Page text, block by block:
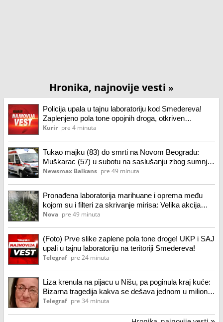
Hronika, najnovije vesti »
Policija upala u tajnu laboratoriju kod Smedereva!
Zaplenjeno pola tone opojnih droga, otkriven
najsavremeniji pogon (foto)
Kurir pre 4 minuta
Tukao majku (83) do smrti na Novom Beogradu:
Muškarac (57) u subotu na saslušanju zbog sumnje
na svirepo ubistvo
Newsmax Balkans pre 49 minuta
Pronađena laboratorija marihuane i oprema među
kojom su i filteri za skrivanje mirisa: Velika akcija
policije u Smederevu
Nova pre 49 minuta
(Foto) Prve slike zaplene pola tone droge! UKP i SAJ
upali u tajnu laboratoriju na teritoriji Smedereva!
Telegraf pre 24 minuta
Liza krenula na pijacu u Nišu, pa poginula kraj kuće:
Bizarna tragedija kakva se dešava jednom u milion
godina
Telegraf pre 34 minuta